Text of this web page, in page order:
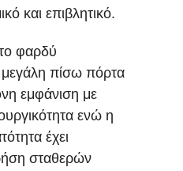
και επιβλητικό.
φαρδύ
πίσω πόρτα
εμφάνιση με
ενώ η
έχει
σταθερών